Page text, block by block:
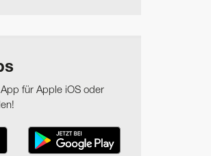
für Apple iOS oder